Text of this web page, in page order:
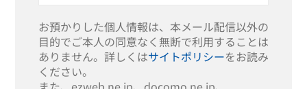
お預かりした個人情報は、本メール配信以外の
目的でご本人の同意なく無断で利用することは
ありません。詳しくはサイトポリシーをお読み
ください。